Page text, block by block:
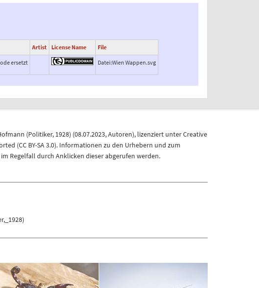
Artist License Name File
ersetzt Datei:Wien Wappen.svg
(Politiker, 1928) (08.07.2023,Autoren), lizenziert unterCreative
(CC BY-SA 3.0). Informationen zu den Urhebern und zum
Regelfall durch Anklicken dieser abgerufen werden.